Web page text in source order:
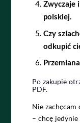
Zwyczaje
polskiej.
Czy
odkupić
Po zakupie
PDF.
Nie zachęcam
– chcę